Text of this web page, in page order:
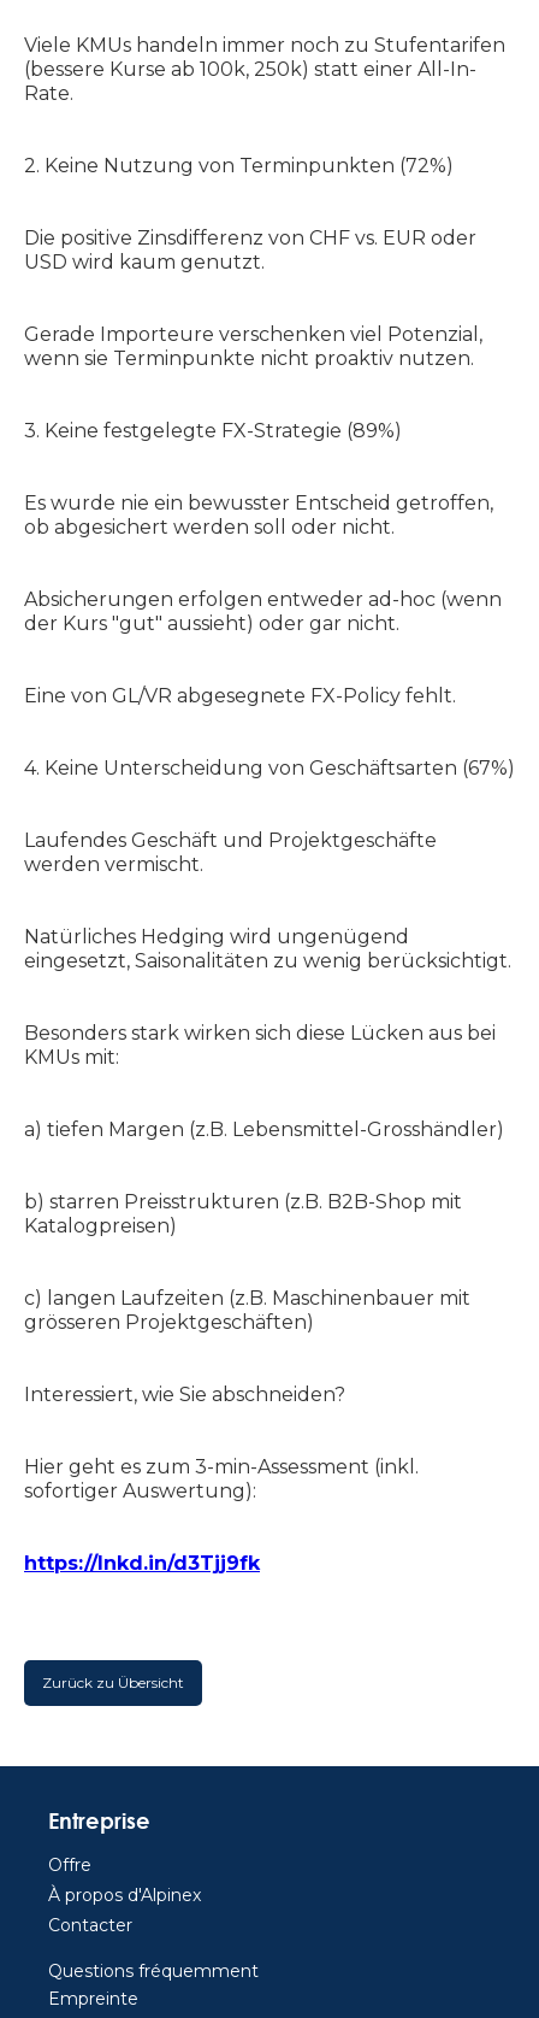
Viele KMUs handeln immer noch zu Stufentarifen
(bessere Kurse ab 100k, 250k) statt einer All-In-
Rate.
2. Keine Nutzung von Terminpunkten (72%)
Die positive Zinsdifferenz von CHF vs. EUR oder
USD wird kaum genutzt.
Gerade Importeure verschenken viel Potenzial,
wenn sie Terminpunkte nicht proaktiv nutzen.
3. Keine festgelegte FX-Strategie (89%)
Es wurde nie ein bewusster Entscheid getroffen,
ob abgesichert werden soll oder nicht.
Absicherungen erfolgen entweder ad-hoc (wenn
der Kurs "gut" aussieht) oder gar nicht.
Eine von GL/VR abgesegnete FX-Policy fehlt.
4. Keine Unterscheidung von Geschäftsarten (67%)
Laufendes Geschäft und Projektgeschäfte
werden vermischt.
Natürliches Hedging wird ungenügend
eingesetzt, Saisonalitäten zu wenig berücksichtigt.
Besonders stark wirken sich diese Lücken aus bei
KMUs mit:
a) tiefen Margen (z.B. Lebensmittel-Grosshändler)
b) starren Preisstrukturen (z.B. B2B-Shop mit
Katalogpreisen)
c) langen Laufzeiten (z.B. Maschinenbauer mit
grösseren Projektgeschäften)
Interessiert, wie Sie abschneiden?
Hier geht es zum 3-min-Assessment (inkl.
sofortiger Auswertung):
https://lnkd.in/d3Tjj9fk
Zurück zu Übersicht
Entreprise
Offre
À propos d'Alpinex
Contacter
Questions fréquemment
Empreinte